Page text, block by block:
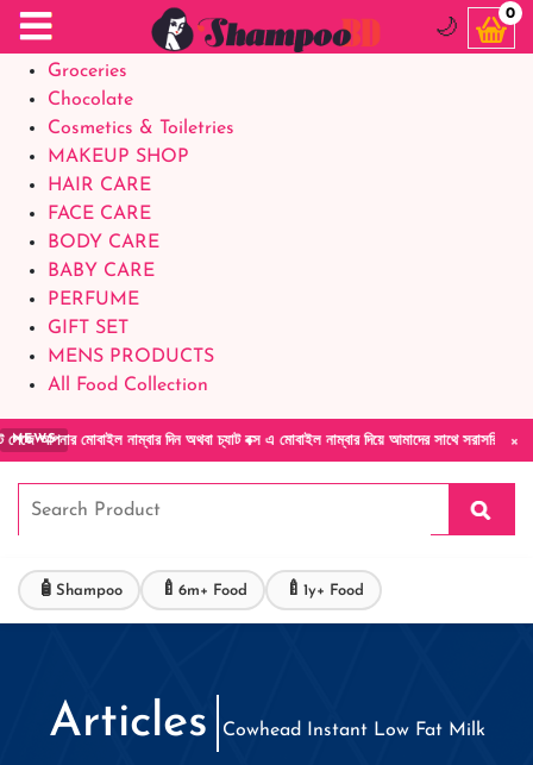
Food Supplements
Baby Foods
Groceries
Chocolate
Cosmetics & Toiletries
MAKEUP SHOP
HAIR CARE
FACE CARE
BODY CARE
BABY CARE
PERFUME
GIFT SET
MENS PRODUCTS
All Food Collection
×
NEWS নাম্বার দিন অথবা চ্যাট বক্স এ মোবাইল নাম্বার দিয়ে আমাদের সাথে সরাসরি কথা
🌙
0
🧴 Shampoo 🍼 6m+ Food 🍼 1y+ Food
Articles Cowhead Instant Low Fat Milk